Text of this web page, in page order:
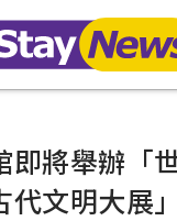
即將舉辦「
文明大展」